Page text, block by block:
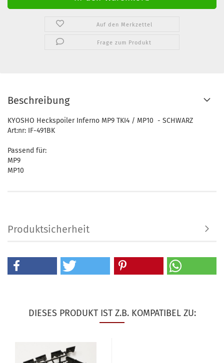
Auf den Merkzettel
Frage zum Produkt
Beschreibung
KYOSHO Heckspoiler Inferno MP9 TKI4 / MP10 - SCHWARZ
Art:nr: IF-491BK
Passend für:
MP9
MP10
Produktsicherheit
DIESES PRODUKT IST Z.B. KOMPATIBEL ZU: